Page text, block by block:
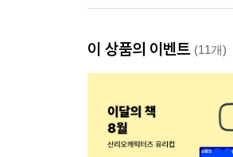
이 상품의 이벤트 (11개)